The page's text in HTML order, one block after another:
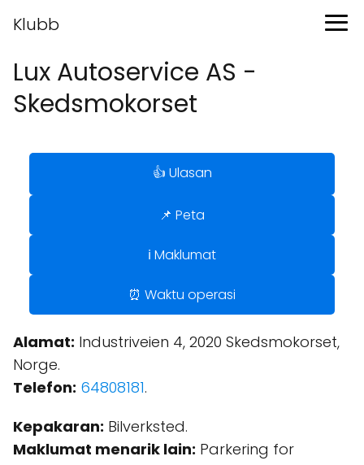
Klubb
Lux Autoservice AS -
Skedsmokorset
👍 Ulasan
📌 Peta
ℹ️ Maklumat
⏰ Waktu operasi
Alamat: Industriveien 4, 2020 Skedsmokorset,
Norge.
Telefon: 64808181.
Kepakaran: Bilverksted.
Maklumat menarik lain: Parkering for